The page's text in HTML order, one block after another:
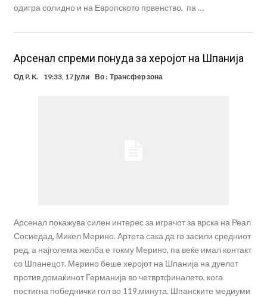
одигра солидно и на Европското првенство, па …
Арсенал спреми понуда за херојот на Шпанија
Од P. K. 19:33, 17 јули Во : Трансфер зона
Арсенал покажува силен интерес за играчот за врска на Реал
Сосиедад, Микел Мерино. Артета сака да го засили средниот
ред, а најголема желба е токму Мерино, па веќе имал контакт
со Шпанецот. Мерино беше херојот на Шпанија на дуелот
против домаќинот Германија во четвртфиналето, кога
постигна победнички гол во 119.минута. Шпанските медиуми